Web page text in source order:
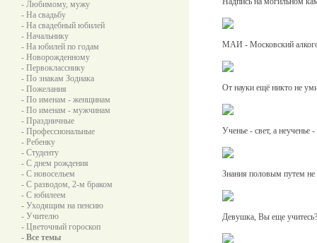
- Любимому, мужу
- На свадьбу
- На свадебный юбилей
- Начальнику
- На юбилей по годам
- Новорожденному
- Первокласснику
- По знакам Зодиака
- Пожелания
- По именам - женщинам
- По именам - мужчинам
- Праздничные
- Профессиональные
- Ребенку
- Студенту
- С днем рождения
- С новосельем
- С разводом, 2-м браком
- С юбилеем
- Уходящим на пенсию
- Учителю
- Цветочный гороскоп
- Все темы
МАИ - Московский
От науки ещё никто не
Ученье - свет, а неученье
Знания половым путем не
Девушка, Вы еще